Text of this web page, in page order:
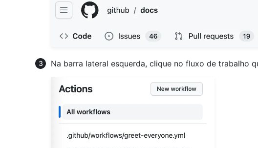
Na barra lateral esquerda, clique no fluxo de trabalho